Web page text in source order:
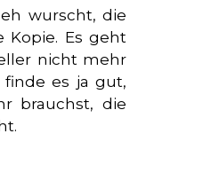
wurscht, die
Es geht
nicht mehr
es ja gut,
brauchst, die